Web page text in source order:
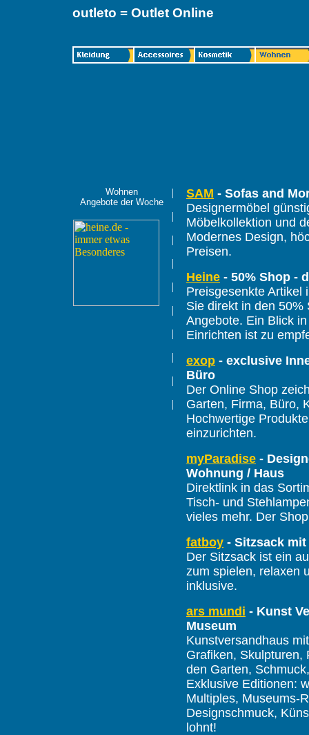
outleto = Outlet Online
Wohnen
Angebote der Woche
|
|
|
|
|
|
|
|
|
|
SAM - Sofas and
Designermöbel
Möbelkollektion und
Modernes Design,
Preisen.
Heine - 50% Shop -
Preisgesenkte Artikel
Sie direkt in den 50%
Angebote. Ein Blick
Einrichten ist zu
exop - exclusive
Büro
Der Online Shop
Garten, Firma, Büro,
Hochwertige
einzurichten.
myParadise -
Wohnung / Haus
Direktlink in das
Tisch- und
vieles mehr. Der
fatboy - Sitzsack
Der Sitzsack ist ein
zum spielen, relaxen
inklusive.
ars mundi - Kunst
Museum
Kunstversandhaus
Grafiken, Skulpturen,
den Garten,
Exklusive Editionen:
Multiples, Museums-
Designschmuck,
lohnt!